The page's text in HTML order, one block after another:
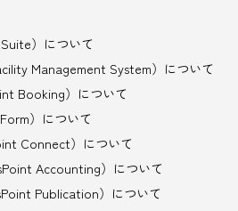
）について
Management System）について
Booking）について
）について
Connect）について
Accounting）について
Publication）について